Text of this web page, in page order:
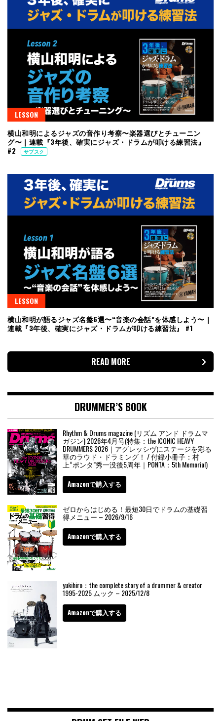
LESSON
横山和明によるジャズの音作り考察〜楽器選びとチューニン
グ〜｜連載『3年後、確実にジャズ・ドラムが叩ける練習法』
#2
サブスク
LESSON
横山和明が語るジャズ名盤6選〜“音楽の会話”を体感しよう〜｜
連載『3年後、確実にジャズ・ドラムが叩ける練習法』 #1
READ MORE
DRUMMER’S BOOK
Rhythm & Drums magazine (リズム アンド ドラムマ
ガジン) 2026年4月号(特集：the ICONIC HEAVY
DRUMMERS 2026｜アグレッシヴにステージを彩る
華のラウド・ドラミング！ / 付録小冊子：村
上“ポンタ”秀一没後5周年｜PONTA：5th Memorial)
Amazonで購入する
ゼロからはじめる！最短30日でドラムの基礎習
得メニュー – 2026/9/16
Amazonで購入する
yukihiro：the complete story of a drummer & creator
1995-2025 ムック – 2025/12/8
Amazonで購入する